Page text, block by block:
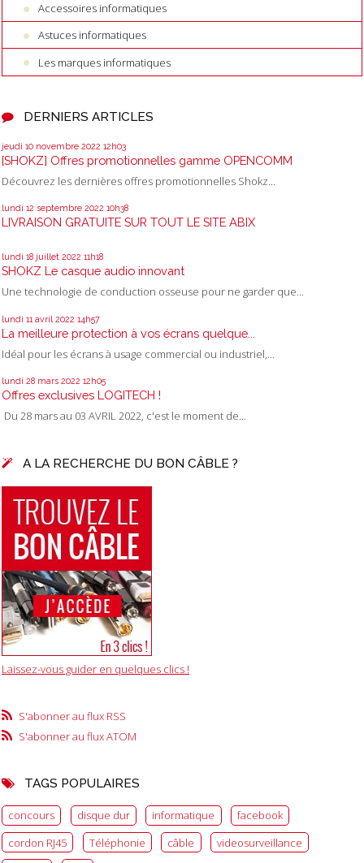
Accessoires informatiques
Astuces informatiques
Les marques informatiques
DERNIERS ARTICLES
jeudi 10 novembre 2022 12h03
[SHOKZ] Offres promotionnelles gamme OPENCOMM
Découvrez les dernières offres promotionnelles Shokz...
lundi 12 septembre 2022 10h38
LIVRAISON GRATUITE SUR TOUT LE SITE ABIX
lundi 18 juillet 2022 11h18
SHOKZ Le casque audio innovant
Une technologie de conduction osseuse pour ne garder que...
lundi 11 avril 2022 14h57
La meilleure protection à vos écrans quelque...
Idéal pour les écrans à usage commercial ou industriel,...
lundi 28 mars 2022 12h05
Offres exclusives LOGITECH !
Du 28 mars au 03 AVRIL 2022, c'est le moment de...
A LA RECHERCHE DU BON CÂBLE ?
Laissez-vous guider en quelques clics !
S'abonner au flux RSS
S'abonner au flux ATOM
TAGS POPULAIRES
concours disque dur informatique
facebook
cordon RJ45
Téléphonie câble
videosurveillance